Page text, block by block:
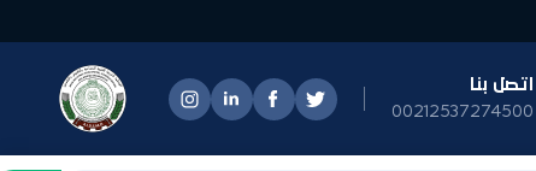
اتصل بنا
00212537274500